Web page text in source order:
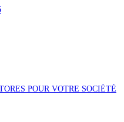
POUR VOTRE SOCIÉTÉ